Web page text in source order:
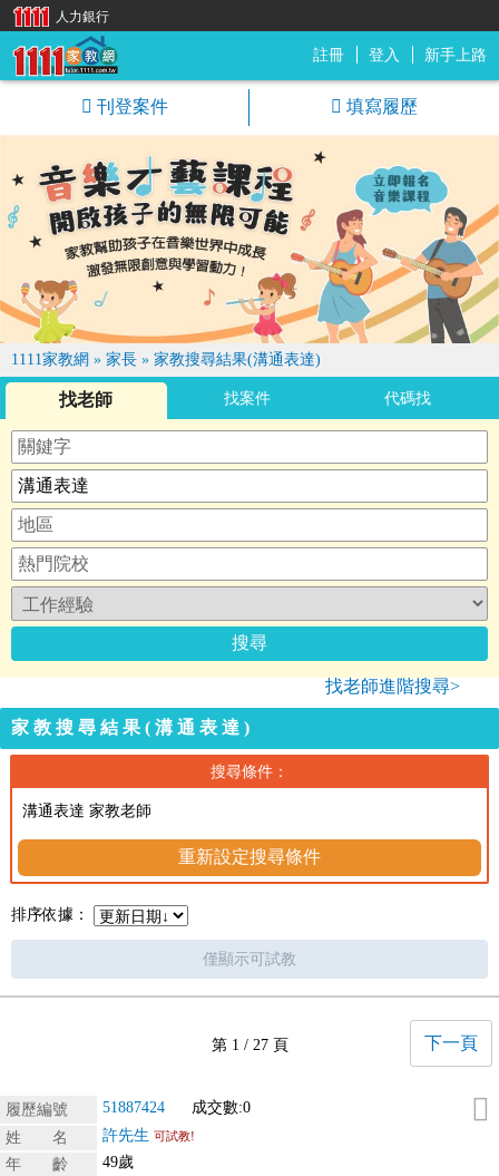
註冊 登入 新手上路
刊登案件 填寫履歷
1111家教網 » 家長 » 家教搜尋結果(溝通表達)
找老師 找案件 代碼找
找老師進階搜尋>
家教搜尋結果(溝通表達)
搜尋條件：
溝通表達 家教老師
重新設定搜尋條件
排序依據：
僅顯示可試教
第 1 / 27 頁 下一頁
履歷編號 51887424
成交數:0
姓 名
許先生 可試教!
年 齡
49歲
人力銀行